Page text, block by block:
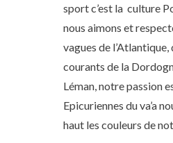
sport c’est la culture
nous aimons et
vagues de l’Atlantique,
courants de la
Léman, notre passion
Epicuriennes du va’a
haut les couleurs de